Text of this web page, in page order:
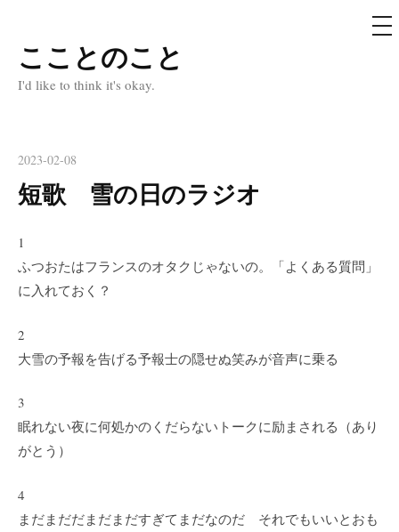
コ
ン
ス
ッ
プ
こことのこと
I'd like to think it's okay.
メ
ニ
2023-02-08
短歌 雪の日のラジオ
1
ふつおたはフランスのオタクじゃないの。「よくある質問」
に入れておく？
2
大雪の予報を告げる予報士の隠せぬ笑みが音声に乗る
3
眠れない夜に何処かのくだらないトークに励まされる（あり
がとう）
4
まだまだだまだまだすぎてまだなのだ それでもいいとおも